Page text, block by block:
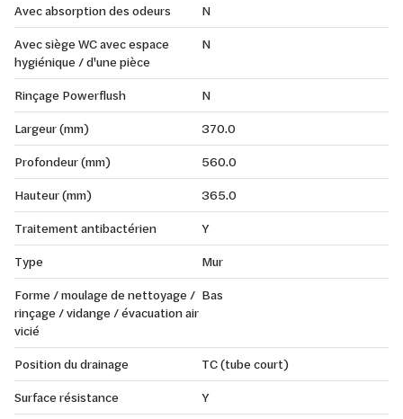
Avec absorption des odeurs
N
Avec siège WC avec espace
hygiénique / d'une pièce
N
Rinçage Powerflush
N
Largeur (mm)
370.0
Profondeur (mm)
560.0
Hauteur (mm)
365.0
Traitement antibactérien
Y
Type
Mur
Forme / moulage de nettoyage /
rinçage / vidange / évacuation air
vicié
Bas
Position du drainage
TC (tube court)
Surface résistance
Y